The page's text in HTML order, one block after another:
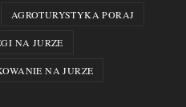
AGROTURYSTYKA PORAJ
NA JURZE
NA JURZE